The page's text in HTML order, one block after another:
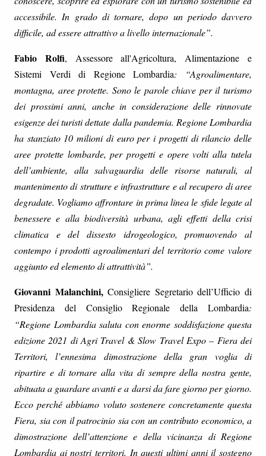
accessibile. In grado di tornare, dopo un periodo davvero
difficile, ad essere attrattivo a livello internazionale”.
Fabio Rolfi, Assessore all'Agricoltura, Alimentazione e
Sistemi Verdi di Regione Lombardia: “Agroalimentare,
montagna, aree protette. Sono le parole chiave per il turismo
dei prossimi anni, anche in considerazione delle rinnovate
esigenze dei turisti dettate dalla pandemia. Regione Lombardia
ha stanziato 10 milioni di euro per i progetti di rilancio delle
aree protette lombarde, per progetti e opere volti alla tutela
dell’ambiente, alla salvaguardia delle risorse naturali, al
mantenimento di strutture e infrastrutture e al recupero di aree
degradate. Vogliamo affrontare in prima linea le sfide legate al
benessere e alla biodiversità urbana, agli effetti della crisi
climatica e del dissesto idrogeologico, promuovendo al
contempo i prodotti agroalimentari del territorio come valore
aggiunto ed elemento di attrattività”.
Giovanni Malanchini,Consigliere Segretario dell’Ufficio di
Presidenza del Consiglio Regionale della Lombardia:
“Regione Lombardia saluta con enorme soddisfazione questa
edizione 2021 di Agri Travel & Slow Travel Expo – Fiera dei
Territori, l’ennesima dimostrazione della gran voglia di
ripartire e di tornare alla vita di sempre della nostra gente,
abituata a guardare avanti e a darsi da fare giorno per giorno.
Ecco perché abbiamo voluto sostenere concretamente questa
Fiera, sia con il patrocinio sia con un contributo economico, a
dimostrazione dell’attenzione e della vicinanza di Regione
Lombardia ai nostri territori. In questi ultimi anni il sostegno